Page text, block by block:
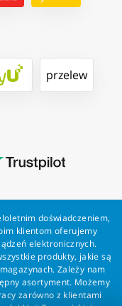
przelew
doświadczeniem,
klientom oferujemy
elektronicznych.
produkty, jakie są
Zależy nam
asortyment. Możemy
zarówno z klientami